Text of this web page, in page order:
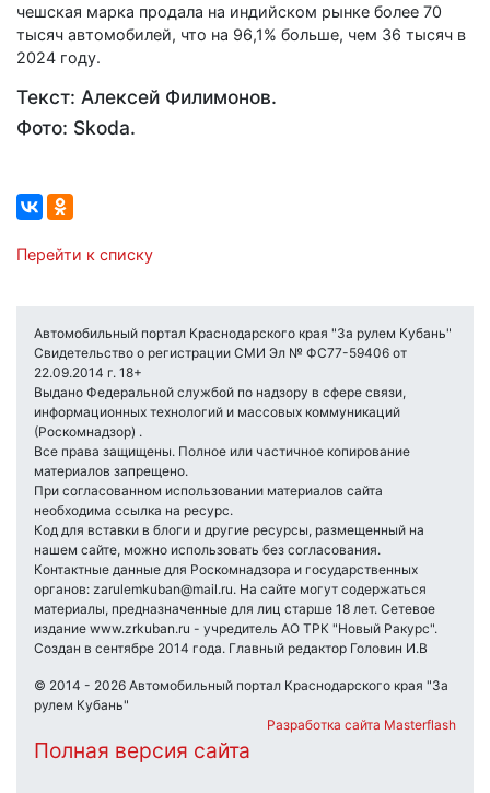
чешская марка продала на индийском рынке более 70
тысяч автомобилей, что на 96,1% больше, чем 36 тысяч в
2024 году.
Текст: Алексей Филимонов.
Фото: Skoda.
Перейти к списку
Автомобильный портал Краснодарского края "За рулем Кубань"
Свидетельство о регистрации СМИ Эл № ФС77-59406 от
22.09.2014 г. 18+
Выдано Федеральной службой по надзору в сфере связи,
информационных технологий и массовых коммуникаций
(Роскомнадзор) .
Все права защищены. Полное или частичное копирование
материалов запрещено.
При согласованном использовании материалов сайта
необходима ссылка на ресурс.
Код для вставки в блоги и другие ресурсы, размещенный на
нашем сайте, можно использовать без согласования.
Контактные данные для Роскомнадзора и государственных
органов: zarulemkuban@mail.ru. На сайте могут содержаться
материалы, предназначенные для лиц старше 18 лет. Сетевое
издание www.zrkuban.ru - учредитель АО ТРК "Новый Ракурс".
Создан в сентябре 2014 года. Главный редактор Головин И.В
© 2014 - 2026 Автомобильный портал Краснодарского края "За
рулем Кубань"
Разработка сайта Masterflash
Полная версия сайта